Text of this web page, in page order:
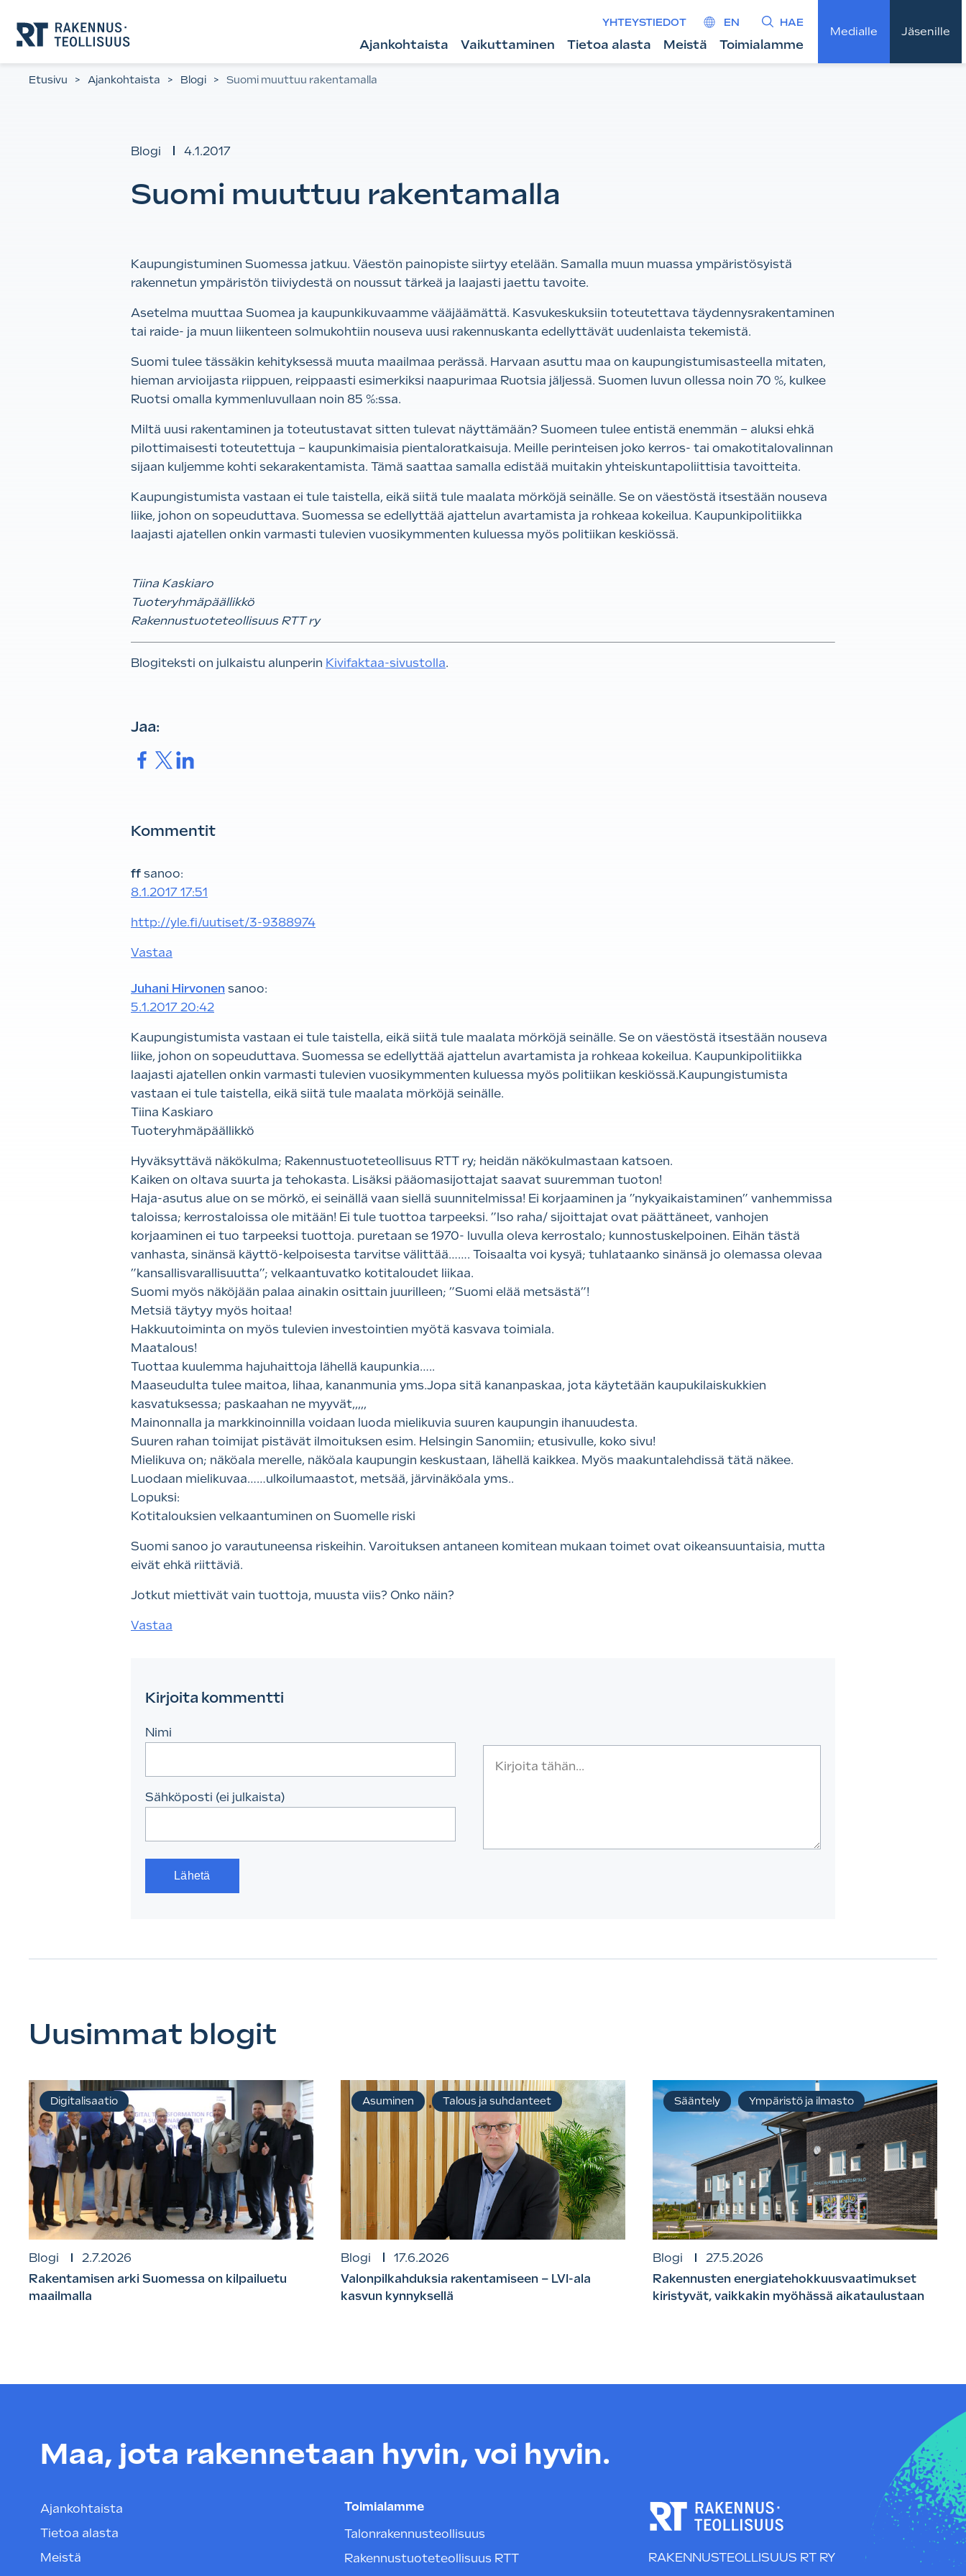
suoraan
sisältöön.
YHTEYSTIEDOT EN HAE
Ajankohtaista Vaikuttaminen Tietoa alasta Meistä Toimialamme
Medialle Jäsenille
Etusivu > Ajankohtaista > Blogi > Suomi muuttuu rakentamalla
Blogi 4.1.2017
Suomi muuttuu rakentamalla
Kaupungistuminen Suomessa jatkuu. Väestön painopiste siirtyy etelään. Samalla muun muassa ympäristösyistä
rakennetun ympäristön tiiviydestä on noussut tärkeä ja laajasti jaettu tavoite.
Asetelma muuttaa Suomea ja kaupunkikuvaamme vääjäämättä. Kasvukeskuksiin toteutettava täydennysrakentaminen
tai raide- ja muun liikenteen solmukohtiin nouseva uusi rakennuskanta edellyttävät uudenlaista tekemistä.
Suomi tulee tässäkin kehityksessä muuta maailmaa perässä. Harvaan asuttu maa on kaupungistumisasteella mitaten,
hieman arvioijasta riippuen, reippaasti esimerkiksi naapurimaa Ruotsia jäljessä. Suomen luvun ollessa noin 70 %, kulkee
Ruotsi omalla kymmenluvullaan noin 85 %:ssa.
Miltä uusi rakentaminen ja toteutustavat sitten tulevat näyttämään? Suomeen tulee entistä enemmän – aluksi ehkä
pilottimaisesti toteutettuja – kaupunkimaisia pientaloratkaisuja. Meille perinteisen joko kerros- tai omakotitalovalinnan
sijaan kuljemme kohti sekarakentamista. Tämä saattaa samalla edistää muitakin yhteiskuntapoliittisia tavoitteita.
Kaupungistumista vastaan ei tule taistella, eikä siitä tule maalata mörköjä seinälle. Se on väestöstä itsestään nouseva
liike, johon on sopeuduttava. Suomessa se edellyttää ajattelun avartamista ja rohkeaa kokeilua. Kaupunkipolitiikka
laajasti ajatellen onkin varmasti tulevien vuosikymmenten kuluessa myös politiikan keskiössä.
Tiina Kaskiaro
Tuoteryhmäpäällikkö
Rakennustuoteteollisuus RTT ry
Blogiteksti on julkaistu alunperin Kivifaktaa-sivustolla.
Jaa:
Jaa. Jaa.Jaa.
Kommentit
ff sanoo:
8.1.2017 17:51
http://yle.fi/uutiset/3-9388974
Vastaa
Juhani Hirvonen sanoo:
5.1.2017 20:42
Kaupungistumista vastaan ei tule taistella, eikä siitä tule maalata mörköjä seinälle. Se on väestöstä itsestään nouseva
liike, johon on sopeuduttava. Suomessa se edellyttää ajattelun avartamista ja rohkeaa kokeilua. Kaupunkipolitiikka
laajasti ajatellen onkin varmasti tulevien vuosikymmenten kuluessa myös politiikan keskiössä.Kaupungistumista
vastaan ei tule taistella, eikä siitä tule maalata mörköjä seinälle.
Tiina Kaskiaro
Tuoteryhmäpäällikkö
Hyväksyttävä näkökulma; Rakennustuoteteollisuus RTT ry; heidän näkökulmastaan katsoen.
Kaiken on oltava suurta ja tehokasta. Lisäksi pääomasijottajat saavat suuremman tuoton!
Haja-asutus alue on se mörkö, ei seinällä vaan siellä suunnitelmissa! Ei korjaaminen ja ”nykyaikaistaminen” vanhemmissa
taloissa; kerrostaloissa ole mitään! Ei tule tuottoa tarpeeksi. ”Iso raha/ sijoittajat ovat päättäneet, vanhojen
korjaaminen ei tuo tarpeeksi tuottoja. puretaan se 1970- luvulla oleva kerrostalo; kunnostuskelpoinen. Eihän tästä
vanhasta, sinänsä käyttö-kelpoisesta tarvitse välittää……. Toisaalta voi kysyä; tuhlataanko sinänsä jo olemassa olevaa
”kansallisvarallisuutta”; velkaantuvatko kotitaloudet liikaa.
Suomi myös näköjään palaa ainakin osittain juurilleen; ”Suomi elää metsästä”!
Metsiä täytyy myös hoitaa!
Hakkuutoiminta on myös tulevien investointien myötä kasvava toimiala.
Maatalous!
Tuottaa kuulemma hajuhaittoja lähellä kaupunkia…..
Maaseudulta tulee maitoa, lihaa, kananmunia yms.Jopa sitä kananpaskaa, jota käytetään kaupukilaiskukkien
kasvatuksessa; paskaahan ne myyvät,,,,,
Mainonnalla ja markkinoinnilla voidaan luoda mielikuvia suuren kaupungin ihanuudesta.
Suuren rahan toimijat pistävät ilmoituksen esim. Helsingin Sanomiin; etusivulle, koko sivu!
Mielikuva on; näköala merelle, näköala kaupungin keskustaan, lähellä kaikkea. Myös maakuntalehdissä tätä näkee.
Luodaan mielikuvaa……ulkoilumaastot, metsää, järvinäköala yms..
Lopuksi:
Kotitalouksien velkaantuminen on Suomelle riski
Suomi sanoo jo varautuneensa riskeihin. Varoituksen antaneen komitean mukaan toimet ovat oikeansuuntaisia, mutta
eivät ehkä riittäviä.
Jotkut miettivät vain tuottoja, muusta viis? Onko näin?
Vastaa
Kirjoita kommentti
Nimi
Sähköposti (ei julkaista)
Uusimmat blogit
Blogi
2.7.2026
Rakentamisen arki Suomessa on kilpailuetu
maailmalla
Digitalisaatio
Blogi
17.6.2026
Valonpilkahduksia rakentamiseen – LVI-ala
kasvun kynnyksellä
Asuminen Talous ja suhdanteet
Blogi
27.5.2026
Rakennusten energiatehokkuusvaatimukset
kiristyvät, vaikkakin myöhässä aikataulustaan
Sääntely Ympäristö ja ilmasto
Maa, jota rakennetaan hyvin, voi hyvin.
Ajankohtaista
Tietoa alasta
Meistä
Toimialamme
Talonrakennusteollisuus
Rakennustuoteteollisuus RTT
RAKENNUSTEOLLISUUS RT RY